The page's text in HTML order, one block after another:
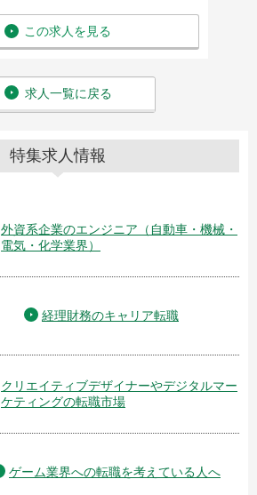
この求人を見る
求人一覧に戻る
特集求人情報
外資系企業のエンジニア（自動車・機械・
電気・化学業界）
経理財務のキャリア転職
クリエイティブデザイナーやデジタルマー
ケティングの転職市場
ゲーム業界への転職を考えている人へ